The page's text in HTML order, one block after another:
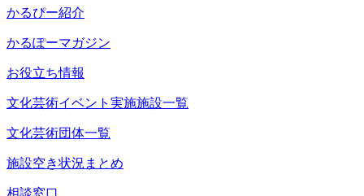
かるぴー紹介
かるぽーマガジン
お役立ち情報
文化芸術イベント実施施設一覧
文化芸術団体一覧
施設空き状況まとめ
相談窓口